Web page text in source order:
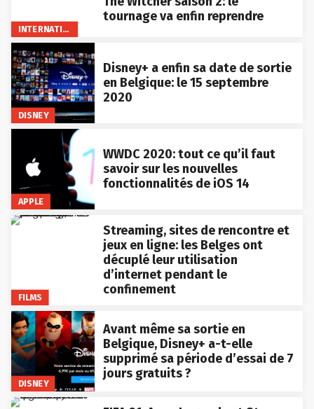
INTERNATIONAL
tournage va enfin reprendre
DISNEY
Disney+ a enfin sa date de sortie
en Belgique: le 15 septembre
2020
APPLE
WWDC 2020: tout ce qu’il faut
savoir sur les nouvelles
fonctionnalités de iOS 14
FILMS
Streaming, sites de rencontre et
jeux en ligne: les Belges ont
décuplé leur utilisation
d’internet pendant le
confinement
DISNEY
Avant même sa sortie en
Belgique, Disney+ a-t-elle
supprimé sa période d’essai de 7
jours gratuits ?